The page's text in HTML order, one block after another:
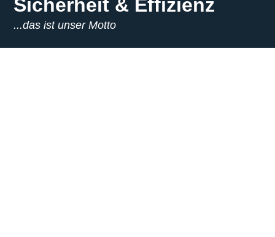
Sicherheit & Effizienz
...das ist unser Motto